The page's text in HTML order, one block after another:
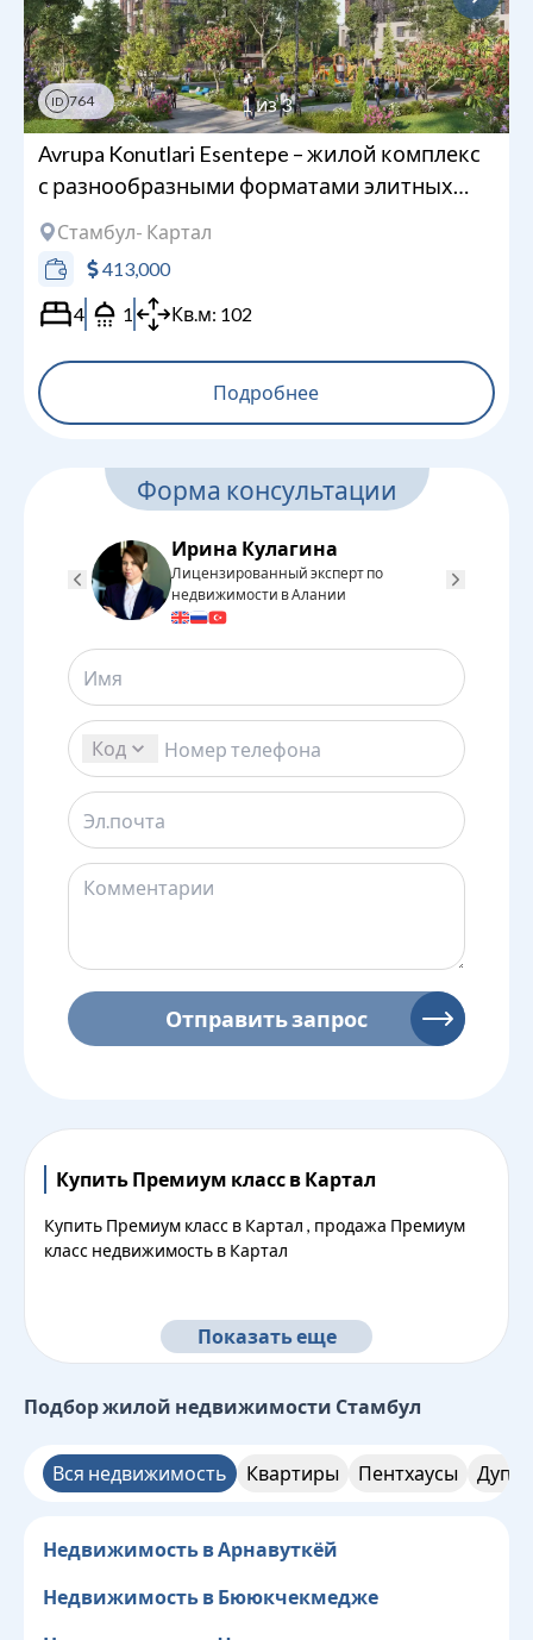
ID 764 1из3
Avrupa Konutlari Esentepe – жилой комплекс
с разнообразными форматами элитных
квартир
Стамбул- Картал
413,000
4
1 Кв.м: 102
Подробнее
Форма консультации
Ирина Кулагина
Лицензированный эксперт по
недвижимости в Алании
Код
Отправить запрос
Купить Премиум класс в Картал
Купить Премиум класс в Картал , продажа Премиум
класс недвижимость в Картал
Показать еще
Подбор жилой недвижимости Стамбул
Вся недвижимость Квартиры Пентхаусы
Недвижимость в Арнавуткёй
Недвижимость в Бююкчекмедже